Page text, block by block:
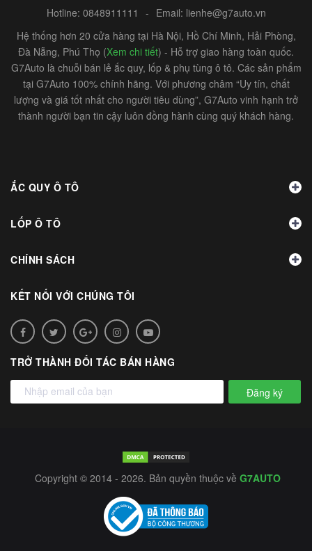
Hotline: 0848911111 - Email: lienhe@g7auto.vn
Hệ thống hơn 20 cửa hàng tại Hà Nội, Hồ Chí Minh, Hải Phòng,
Đà Nẵng, Phú Thọ (Xem chi tiết) - Hỗ trợ giao hàng toàn quốc.
G7Auto là chuỗi bán lẻ ắc quy, lốp & phụ tùng ô tô. Các sản phẩm
tại G7Auto 100% chính hãng. Với phương châm “Uy tín, chất
lượng và giá tốt nhất cho người tiêu dùng”, G7Auto vinh hạnh trở
thành người bạn tin cậy luôn đồng hành cùng quý khách hàng.
ẮC QUY Ô TÔ
LỐP Ô TÔ
CHÍNH SÁCH
KẾT NỐI VỚI CHÚNG TÔI
TRỞ THÀNH ĐỐI TÁC BÁN HÀNG
Đăng ký
Copyright © 2014 - 2026. Bản quyền thuộc về G7AUTO